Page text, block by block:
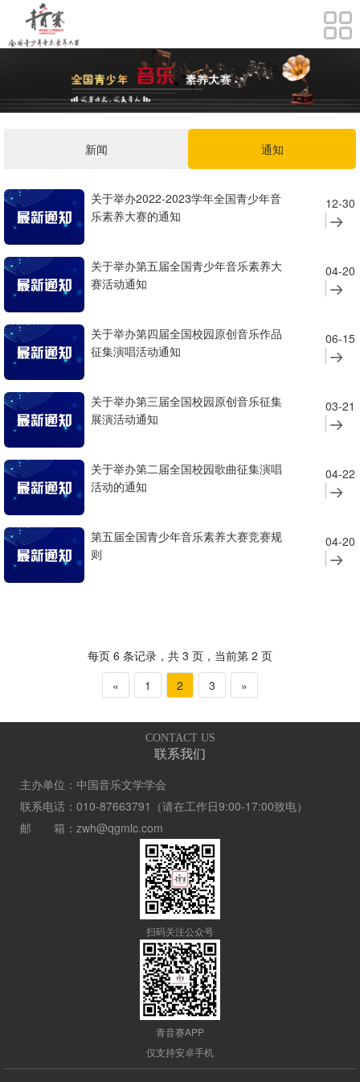
新闻 通知
关于举办2022-2023学年全国青少年音
乐素养大赛的通知
12-30
关于举办第五届全国青少年音乐素养大
赛活动通知
04-20
关于举办第四届全国校园原创音乐作品
征集演唱活动通知
06-15
关于举办第三届全国校园原创音乐征集
展演活动通知
03-21
关于举办第二届全国校园歌曲征集演唱
活动的通知
04-22
第五届全国青少年音乐素养大赛竞赛规
则
04-20
每页 6 条记录，共 3 页，当前第 2 页
«
1 2 3 »
CONTACT US
联系我们
主办单位：中国音乐文学学会
联系电话：010-87663791（请在工作日9:00-17:00致电）
邮 箱：zwh@qgmlc.com
扫码关注公众号
青音赛APP
仅支持安卓手机